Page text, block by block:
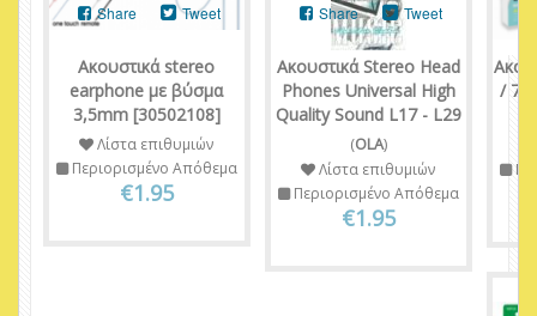
Ακουστικά stereo
earphone με βύσμα
3,5mm [30502108]
Share Tweet
Λίστα επιθυμιών
Περιορισμένο Απόθεμα
€1.95
Ακουστικά Stereo Head
Phones Universal High
Quality Sound L17 - L29
(OLA)
Share Tweet
Λίστα επιθυμιών
Περιορισμένο Απόθεμα
€1.95
/